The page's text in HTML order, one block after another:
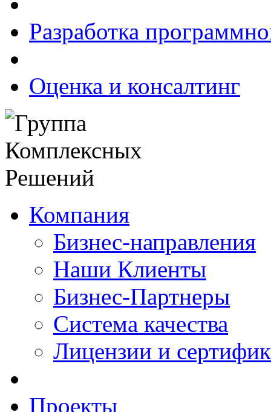
Разработка
Оценка и консалтинг
Компания
Бизнес-направления
Наши Клиенты
Бизнес-Партнеры
Система качества
Лицензии и
Проекты